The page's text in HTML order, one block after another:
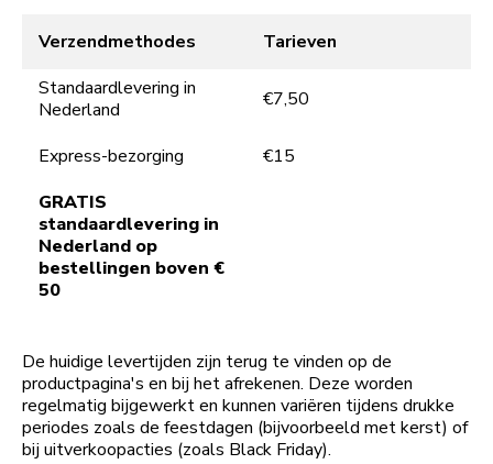
Verzendmethodes
Tarieven
Standaardlevering in
Nederland
€7,50
Express-bezorging
€15
GRATIS
standaardlevering in
Nederland op
bestellingen boven €
50
De huidige levertijden zijn terug te vinden op de
productpagina's en bij het afrekenen. Deze worden
regelmatig bijgewerkt en kunnen variëren tijdens drukke
periodes zoals de feestdagen (bijvoorbeeld met kerst) of
bij uitverkoopacties (zoals Black Friday).